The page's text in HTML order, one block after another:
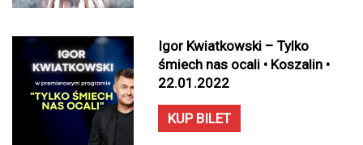
Igor Kwiatkowski – Tylko
śmiech nas ocali • Koszalin •
22.01.2022
KUP BILET